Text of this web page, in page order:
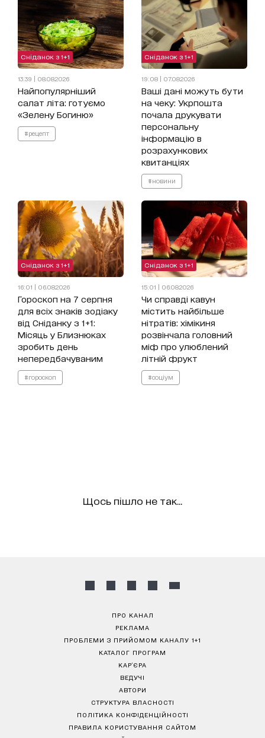
Сніданок з 1+1
13:39 | 08.08.2026
Найпопулярніший
салат літа: готуємо
«Зелену Богиню»
#рецепт
Сніданок з 1+1
19:08 | 07.08.2026
Ваші дані можуть бути
на чеку: Укрпошта
почала друкувати
персональну
інформацію в
розрахункових
квитанціях
#новини
Сніданок з 1+1
16:01 | 06.08.2026
Гороскоп на 7 серпня
для всіх знаків зодіаку
від Сніданку з 1+1:
Місяць у Близнюках
зробить день
непередбачуваним
#гороскоп
Сніданок з 1+1
15:01 | 06.08.2026
Чи справді кавун
містить найбільше
нітратів: хімікиня
розвінчала головний
міф про улюблений
літній фрукт
#соціум
Щось пішло не так...
ПРО КАНАЛ
РЕКЛАМА
ПРОБЛЕМИ З ПРИЙОМОМ КАНАЛУ 1+1
КАТАЛОГ ПРОГРАМ
КАР’ЄРА
ВЕДУЧІ
АВТОРИ
СТРУКТУРА ВЛАСНОСТІ
ПОЛІТИКА КОНФІДЕНЦІЙНОСТІ
ПРАВИЛА КОРИСТУВАННЯ САЙТОМ